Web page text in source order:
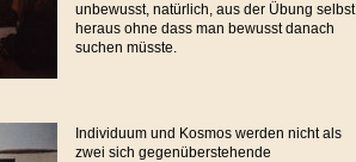
unbewusst, natürlich, aus der Übung selbst
heraus ohne dass man bewusst danach
suchen müsste.
Individuum und Kosmos werden nicht als
zwei sich gegenüberstehende